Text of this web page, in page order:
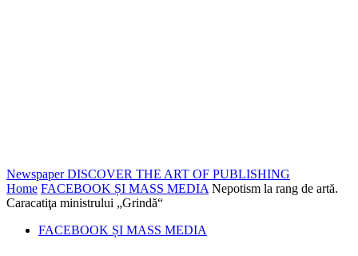
Newspaper DISCOVER THE ART OF PUBLISHING
Home FACEBOOK ȘI MASS MEDIA Nepotism la rang de artă.
Caracatiţa ministrului „Grindă“
FACEBOOK ȘI MASS MEDIA